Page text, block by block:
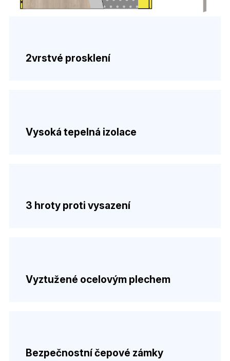
2vrstvé prosklení
Vysoká tepelná izolace
3 hroty proti vysazení
Vyztužené ocelovým plechem
Bezpečnostní čepové zámky